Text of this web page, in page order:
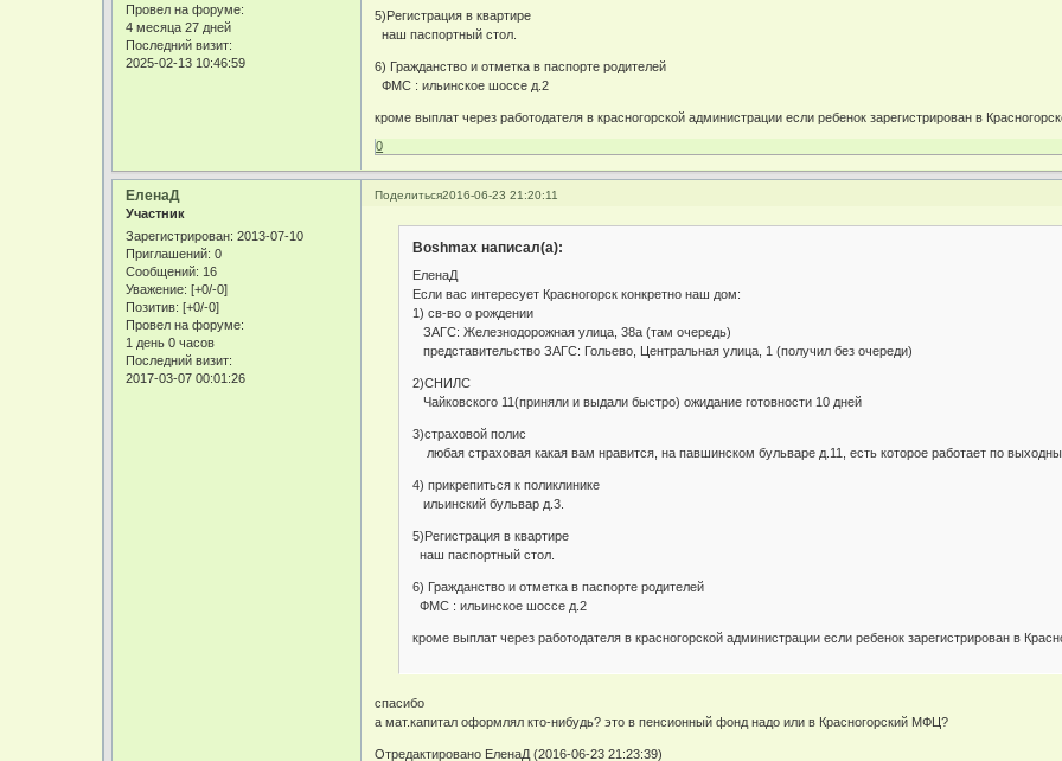
Провел на форуме:
4 месяца 27 дней
Последний визит:
2025-02-13 10:46:59
5)Регистрация в квартире
наш паспортный стол.
6) Гражданство и отметка в паспорте родителей
ФМС : ильинское шоссе д.2
кроме выплат через работодателя в красногорской администрации если ребенок зарегистрирован в
0
Поделиться2016-06-23 21:20:11
ЕленаД
Участник
Зарегистрирован: 2013-07-10
Приглашений: 0
Сообщений: 16
Уважение: [+0/-0]
Позитив: [+0/-0]
Провел на форуме:
1 день 0 часов
Последний визит:
2017-03-07 00:01:26
Boshmax написал(а):
ЕленаД
Если вас интересует Красногорск конкретно наш дом:
1) св-во о рождении
ЗАГС: Железнодорожная улица, 38а (там очередь)
представительство ЗАГС: Гольево, Центральная улица, 1 (получил без очереди)
2)СНИЛС
Чайковского 11(приняли и выдали быстро) ожидание готовности 10 дней
3)страховой полис
любая страховая какая вам нравится, на павшинском бульваре д.11, есть которое работает по
4) прикрепиться к поликлинике
ильинский бульвар д.3.
5)Регистрация в квартире
наш паспортный стол.
6) Гражданство и отметка в паспорте родителей
ФМС : ильинское шоссе д.2
кроме выплат через работодателя в красногорской администрации если ребенок зарегистрирован в
спасибо
а мат.капитал оформлял кто-нибудь? это в пенсионный фонд надо или в Красногорский МФЦ?
Отредактировано ЕленаД (2016-06-23 21:23:39)